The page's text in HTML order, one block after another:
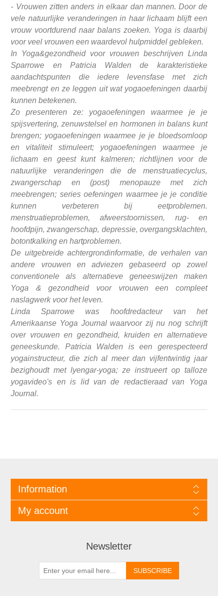
- Vrouwen zitten anders in elkaar dan mannen. Door de
vele natuurlijke veranderingen in haar lichaam blijft een
vrouw voortdurend naar balans zoeken. Yoga is daarbij
voor veel vrouwen een waardevol hulpmiddel gebleken.
In Yoga&gezondheid voor vrouwen beschrijven Linda
Sparrowe en Patricia Walden de karakteristieke
aandachtspunten die iedere levensfase met zich
meebrengt en ze leggen uit wat yogaoefeningen daarbij
kunnen betekenen.
Zo presenteren ze: yogaoefeningen waarmee je je
spijsvertering, zenuwstelsel en hormonen in balans kunt
brengen; yogaoefeningen waarmee je je bloedsomloop
en vitaliteit stimuleert; yogaoefeningen waarmee je
lichaam en geest kunt kalmeren; richtlijnen voor de
natuurlijke veranderingen die de menstruatiecyclus,
zwangerschap en (post) menopauze met zich
meebrengen; series oefeningen waarmee je je conditie
kunnen verbeteren bij eetproblemen.
menstruatieproblemen, afweerstoornissen, rug- en
hoofdpijn, zwangerschap, depressie, overgangsklachten,
botontkalking en hartproblemen.
De uitgebreide achtergrondinformatie, de verhalen van
andere vrouwen en adviezen gebaseerd op zowel
conventionele als alternatieve geneeswijzen maken
Yoga & gezondheid voor vrouwen een compleet
naslagwerk voor het leven.
Linda Sparrowe was hoofdredacteur van het
Amerikaanse Yoga Journal waarvoor zij nu nog schrijft
over vrouwen en gezondheid, kruiden en alternatieve
geneeskunde. Patricia Walden is een gerespecteerd
yogainstructeur, die zich al meer dan vijfentwintig jaar
bezighoudt met lyengar-yoga; ze instrueert op talloze
yogavideo's en is lid van de redactieraad van Yoga
Journal.
Information
My account
Newsletter